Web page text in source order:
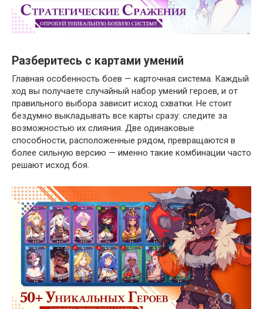
Разберитесь с картами умений
Главная особенность боев — карточная система. Каждый
ход вы получаете случайный набор умений героев, и от
правильного выбора зависит исход схватки. Не стоит
бездумно выкладывать все карты сразу: следите за
возможностью их слияния. Две одинаковые
способности, расположенные рядом, превращаются в
более сильную версию — именно такие комбинации часто
решают исход боя.